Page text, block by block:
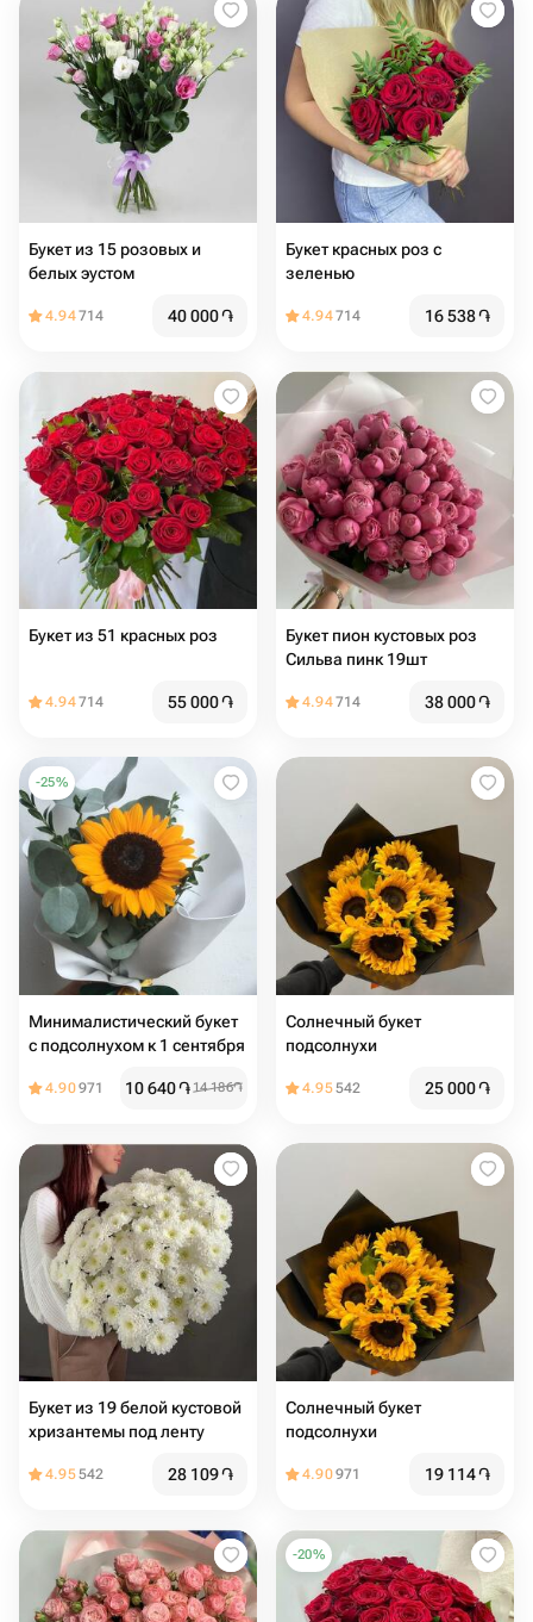
Букет из 15 розовых и
белых эустом
4.94714 40 000֏
Букет красных роз с
зеленью
4.94714 16 538֏
Букет из 51 красных роз
4.94714 55 000֏
Букет пион кустовых роз
Сильва пинк 19шт
4.94714 38 000֏
-25%
Минималистический букет
с подсолнухом к 1 сентября
4.90971 10 640֏14 186֏
Солнечный букет
подсолнухи
4.95542 25 000֏
Букет из 19 белой кустовой
хризантемы под ленту
4.95542 28 109֏
Солнечный букет
подсолнухи
4.90971 19 114֏
-20%